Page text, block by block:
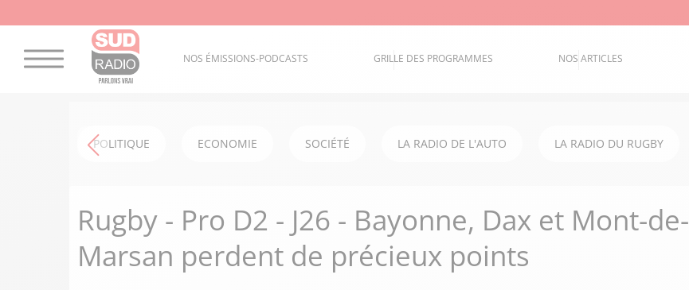
NOS ÉMISSIONS-PODCASTS GRILLE DES PROGRAMMES NOS ARTICLES
POLITIQUE ECONOMIE SOCIÉTÉ LA RADIO DE L'AUTO LA RADIO DU RUGBY
Rugby - Pro D2 - J26 - Bayonne, Dax et Mont-de-
Marsan perdent de précieux points